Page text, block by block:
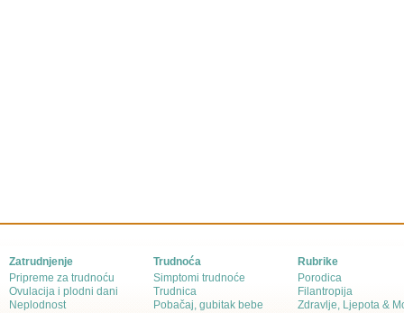
Zatrudnjenje
Pripreme za trudnoću
Ovulacija i plodni dani
Neplodnost
Trudnoća
Simptomi trudnoće
Trudnica
Pobačaj, gubitak bebe
Rubrike
Porodica
Filantropija
Zdravlje, Ljepota &